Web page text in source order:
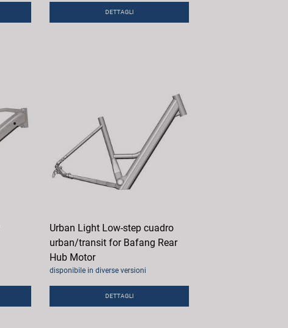
DETTAGLI
Urban Light Low-step cuadro
urban/transit for Bafang Rear
Hub Motor
disponibile in diverse versioni
DETTAGLI